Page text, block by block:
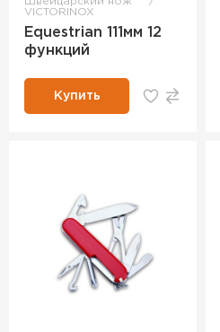
VICTORINOX
Equestrian 111мм 12
функций
Купить